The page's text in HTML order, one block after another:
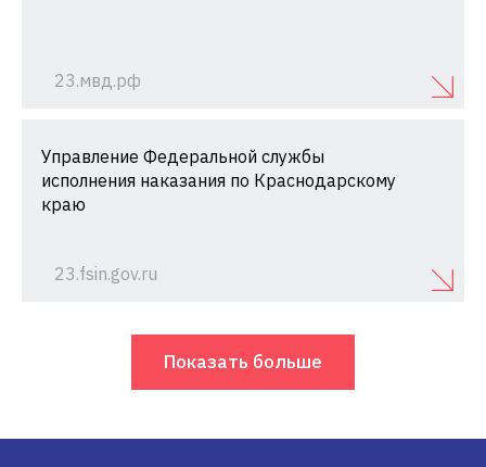
23.мвд.рф
Управление Федеральной службы
исполнения наказания по Краснодарскому
краю
23.fsin.gov.ru
Показать больше